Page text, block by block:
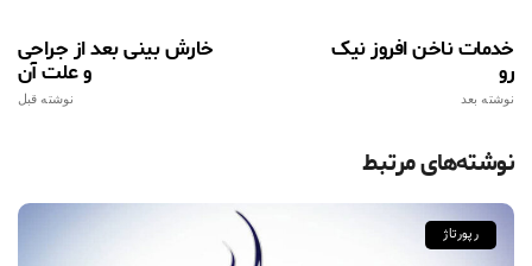
خارش بینی بعد از جراحی
و علت آن
نوشته قبل
خدمات ناخن افروز نیک
رو
نوشته بعد
نوشته‌های مرتبط
رپورتاژ